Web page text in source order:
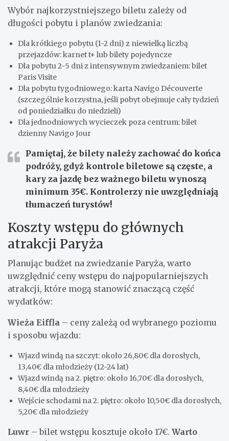
Wybór najkorzystniejszego biletu zależy od
długości pobytu i planów zwiedzania:
Dla krótkiego pobytu (1-2 dni) z niewielką liczbą
przejazdów: karnet t+ lub bilety pojedyncze
Dla pobytu 2-5 dni z intensywnym zwiedzaniem: bilet
Paris Visite
Dla pobytu tygodniowego: karta Navigo Découverte
(szczególnie korzystna, jeśli pobyt obejmuje cały tydzień
od poniedziałku do niedzieli)
Dla jednodniowych wycieczek poza centrum: bilet
dzienny Navigo Jour
Pamiętaj, że bilety należy zachować do końca
podróży, gdyż kontrole biletowe są częste, a
kary za jazdę bez ważnego biletu wynoszą
minimum 35€. Kontrolerzy nie uwzględniają
tłumaczeń turystów!
Koszty wstępu do głównych
atrakcji Paryża
Planując budżet na zwiedzanie Paryża, warto
uwzględnić ceny wstępu do najpopularniejszych
atrakcji, które mogą stanowić znaczącą część
wydatków:
Wieża Eiffla – ceny zależą od wybranego poziomu
i sposobu wjazdu:
Wjazd windą na szczyt: około 26,80€ dla dorosłych,
13,40€ dla młodzieży (12-24 lat)
Wjazd windą na 2. piętro: około 16,70€ dla dorosłych,
8,40€ dla młodzieży
Wejście schodami na 2. piętro: około 10,50€ dla dorosłych,
5,20€ dla młodzieży
Luwr – bilet wstępu kosztuje około 17€. Warto